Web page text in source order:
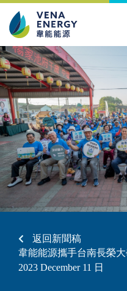
返回新聞稿
韋能能源攜手台南長榮
2023 December 11 日